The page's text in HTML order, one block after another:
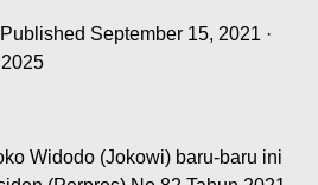
Published September 15, 2021 ·
Widodo (Jokowi) baru-baru ini